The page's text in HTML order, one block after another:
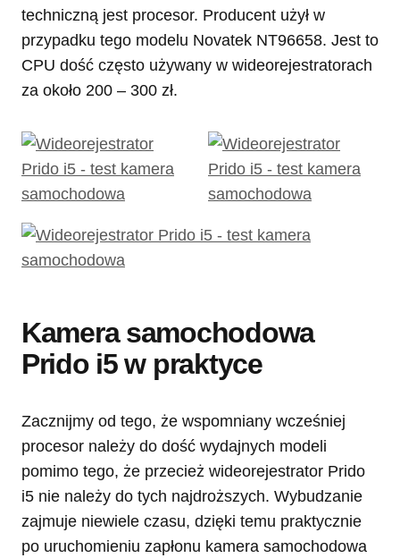
techniczną jest procesor. Producent użył w
przypadku tego modelu Novatek NT96658. Jest to
CPU dość często używany w wideorejestratorach
za około 200 – 300 zł.
Kamera samochodowa
Prido i5 w praktyce
Zacznijmy od tego, że wspomniany wcześniej
procesor należy do dość wydajnych modeli
pomimo tego, że przecież wideorejestrator Prido
i5 nie należy do tych najdroższych. Wybudzanie
zajmuje niewiele czasu, dzięki temu praktycznie
po uruchomieniu zapłonu kamera samochodowa